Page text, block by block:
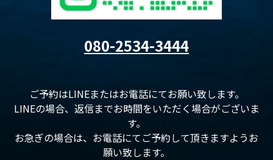
080-2534-3444
ご予約はLINEまたはお電話にてお願い致します。
LINEの場合、返信までお時間をいただく場合がございま
す。
お急ぎの場合は、お電話にてご予約して頂きますようお
願い致します。